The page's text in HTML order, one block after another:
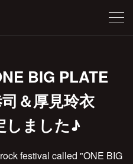
BIG PLATE
＆厚見玲衣
しました♪
festival called "ONE BIG